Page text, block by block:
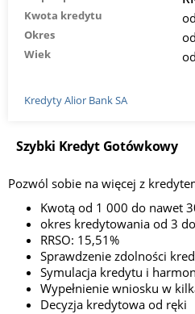
Kwota kredytu
Okres
Wiek
Kredyty Alior Bank SA
Szybki Kredyt Gotówkowy
Pozwól sobie na więcej z
Kwotą od 1 000 do nawet
okres kredytowania od 3
RRSO: 15,51%
Sprawdzenie zdolności
Symulacja kredytu i
Wypełnienie wniosku w
Decyzja kredytowa od ręki